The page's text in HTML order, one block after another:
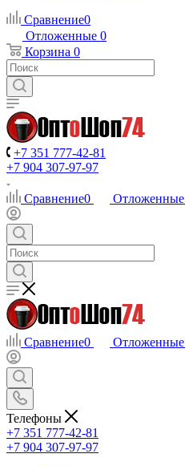
Сравнение0
Отложенные 0
Корзина 0
+7 351 777-42-81
+7 904 307-97-97
Сравнение0 Отложенные
Сравнение0 Отложенные
Телефоны
+7 351 777-42-81
+7 904 307-97-97